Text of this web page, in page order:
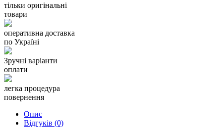
тільки оригінальні
товари
оперативна доставка
по Україні
Зручні варіанти
оплати
легка процедура
повернення
Опис
Відгуків (0)